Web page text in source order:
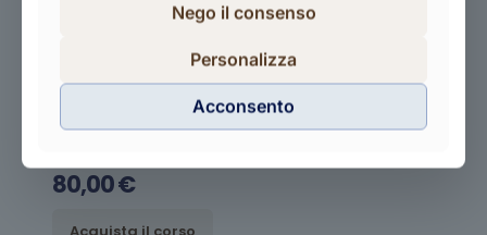
80,00€
Acquista il corso
Nego il consenso
Personalizza
Acconsento